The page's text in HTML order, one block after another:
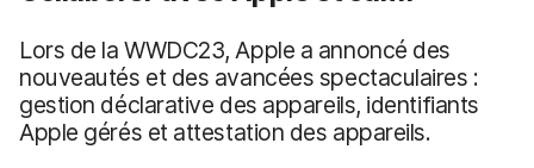
Lors de la WWDC23, Apple a annoncé des
nouveautés et des avancées spectaculaires :
gestion déclarative des appareils, identifiants
Apple gérés et attestation des appareils.